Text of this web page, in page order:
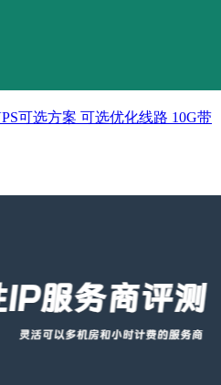
可选方案 可选优化线路 10G带